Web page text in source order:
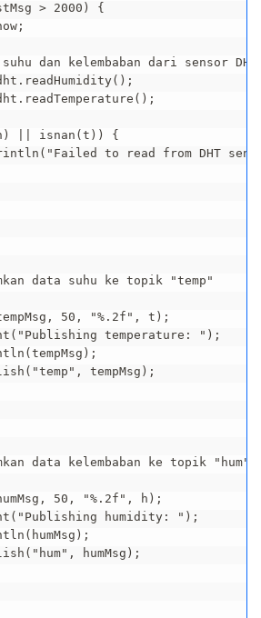
> 2000) {
dan kelembaban dari sensor
|| isnan(t)) {
to read from DHT
data suhu ke topik "temp"
50, "%.2f", t);
temperature: ");
tempMsg);
data kelembaban ke topik "hum"
50, "%.2f", h);
humidity: ");
humMsg);